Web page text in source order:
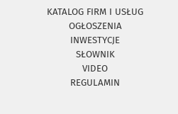
KATALOG FIRM I USŁUG
OGŁOSZENIA
INWESTYCJE
SŁOWNIK
VIDEO
REGULAMIN